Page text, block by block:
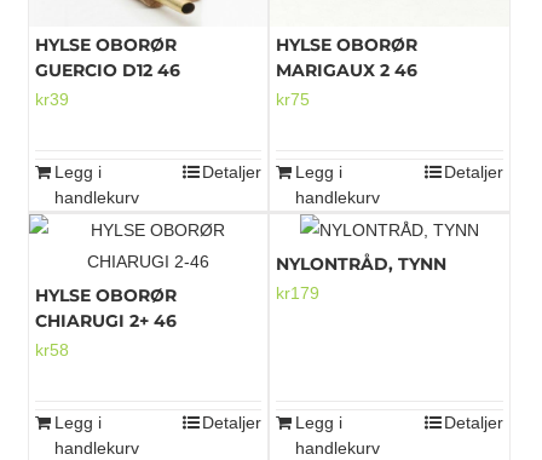
HYLSE OBORØR
GUERCIO D12 46
kr39
Legg i
handlekurv
Detaljer
HYLSE OBORØR
MARIGAUX 2 46
kr75
Legg i
handlekurv
Detaljer
HYLSE OBORØR
CHIARUGI 2+ 46
kr58
Legg i
handlekurv
Detaljer
NYLONTRÅD, TYNN
kr179
Legg i
handlekurv
Detaljer